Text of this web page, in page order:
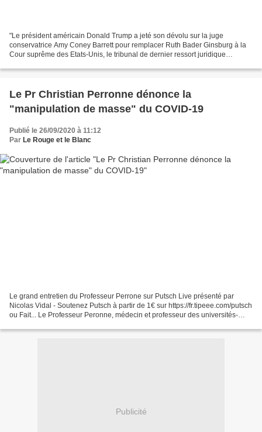
"Le président américain Donald Trump a jeté son dévolu sur la juge
conservatrice Amy Coney Barrett pour remplacer Ruth Bader Ginsburg à la
Cour suprême des Etats-Unis, le tribunal de dernier ressort juridique
Le Pr Christian Perronne dénonce la
"manipulation de masse" du COVID-19
Publié le 26/09/2020 à 11:12
Par Le Rouge et le Blanc
Le grand entretien du Professeur Perrone sur Putsch Live présenté par
Nicolas Vidal - Soutenez Putsch à partir de 1€ sur https://fr.tipeee.com/putsch
ou Fait... Le Professeur Peronne, médecin et professeur des universités-
Publicité